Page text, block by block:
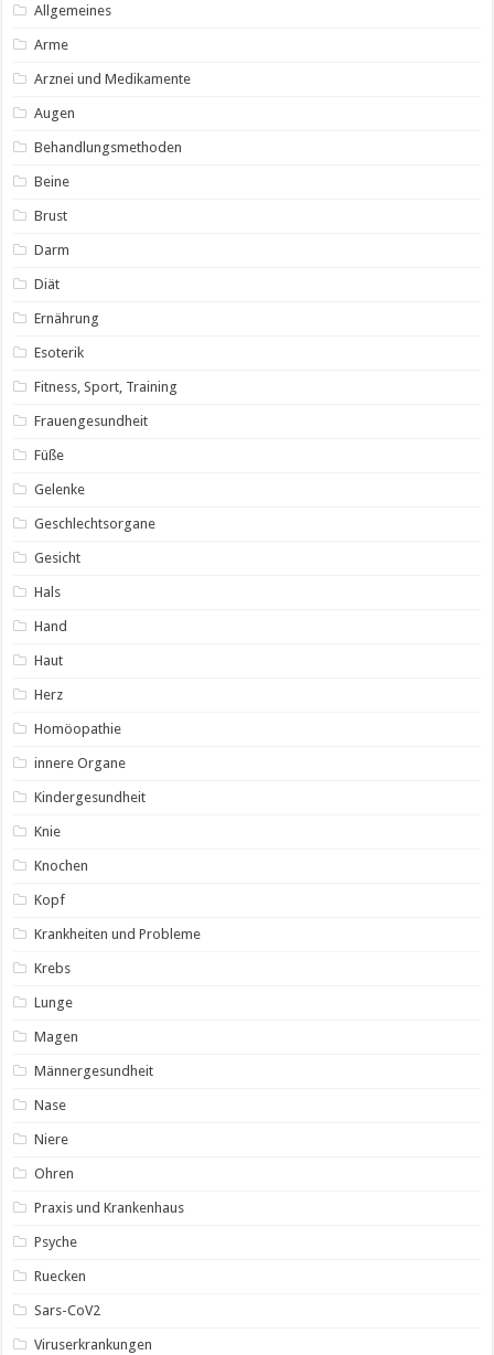
Allgemeines
Arme
Arznei und Medikamente
Augen
Behandlungsmethoden
Beine
Brust
Darm
Diät
Ernährung
Esoterik
Fitness, Sport, Training
Frauengesundheit
Füße
Gelenke
Geschlechtsorgane
Gesicht
Hals
Hand
Haut
Herz
Homöopathie
innere Organe
Kindergesundheit
Knie
Knochen
Kopf
Krankheiten und Probleme
Krebs
Lunge
Magen
Männergesundheit
Nase
Niere
Ohren
Praxis und Krankenhaus
Psyche
Ruecken
Sars-CoV2
Viruserkrankungen